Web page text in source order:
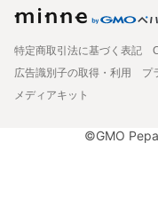
特定商取引法に基づく表記
広告識別子の取得・利用
プ
メディアキット
©GMO